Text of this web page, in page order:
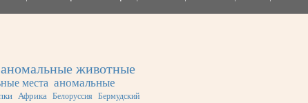
аномальные животные
места аномальные
Африка Белоруссия
Бермудский